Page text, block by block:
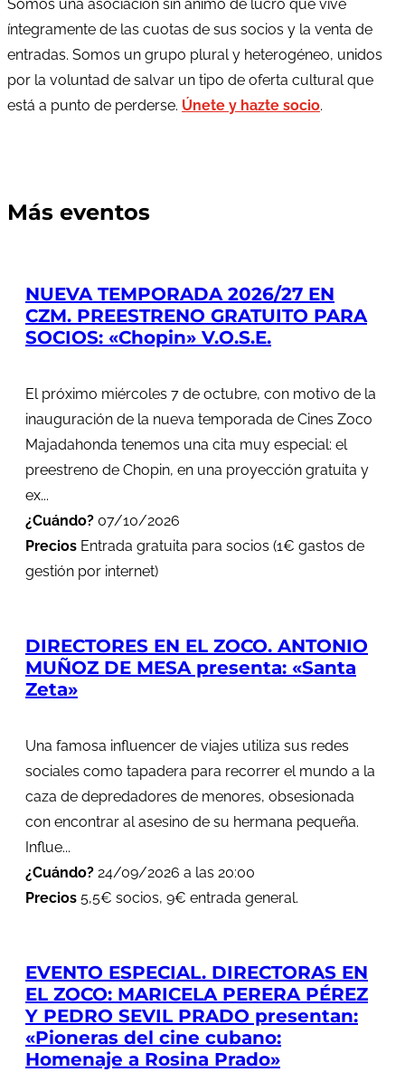
Somos una asociación sin ánimo de lucro que vive
íntegramente de las cuotas de sus socios y la venta de
entradas. Somos un grupo plural y heterogéneo, unidos
por la voluntad de salvar un tipo de oferta cultural que
está a punto de perderse. Únete y hazte socio.
Más eventos
NUEVA TEMPORADA 2026/27 EN
CZM. PREESTRENO GRATUITO PARA
SOCIOS: «Chopin» V.O.S.E.
El próximo miércoles 7 de octubre, con motivo de la
inauguración de la nueva temporada de Cines Zoco
Majadahonda tenemos una cita muy especial: el
preestreno de Chopin, en una proyección gratuita y
ex...
¿Cuándo? 07/10/2026
Precios Entrada gratuita para socios (1€ gastos de
gestión por internet)
DIRECTORES EN EL ZOCO. ANTONIO
MUÑOZ DE MESA presenta: «Santa
Zeta»
Una famosa influencer de viajes utiliza sus redes
sociales como tapadera para recorrer el mundo a la
caza de depredadores de menores, obsesionada
con encontrar al asesino de su hermana pequeña.
Influe...
¿Cuándo? 24/09/2026 a las 20:00
Precios 5,5€ socios, 9€ entrada general.
EVENTO ESPECIAL. DIRECTORAS EN
EL ZOCO: MARICELA PERERA PÉREZ
Y PEDRO SEVIL PRADO presentan:
«Pioneras del cine cubano:
Homenaje a Rosina Prado»